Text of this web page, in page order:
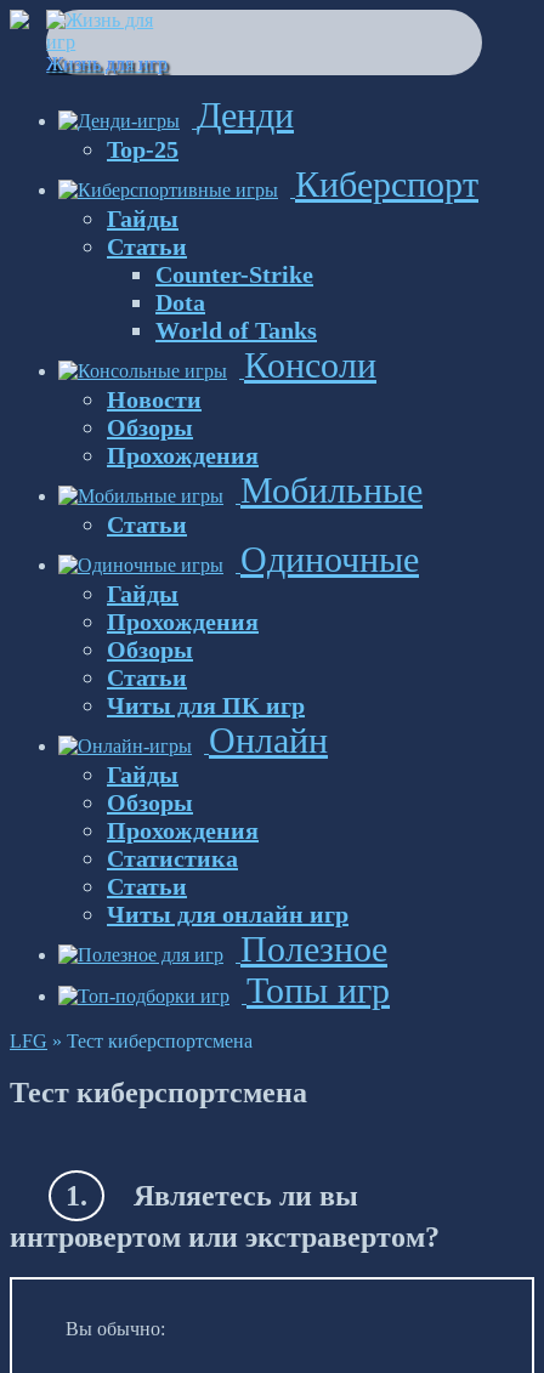
Перейти
содержанию
Жизнь для игр
Денди
Top-25
Киберспорт
Гайды
Статьи
Counter-Strike
Dota
World of Tanks
Консоли
Новости
Обзоры
Прохождения
Мобильные
Статьи
Одиночные
Гайды
Прохождения
Обзоры
Статьи
Читы для ПК игр
Онлайн
Гайды
Обзоры
Прохождения
Статистика
Статьи
Читы для онлайн игр
Полезное
Топы игр
LFG » Тест киберспортсмена
Тест киберспортсмена
1.
Являетесь ли вы
интровертом или экстравертом?
Вы обычно: